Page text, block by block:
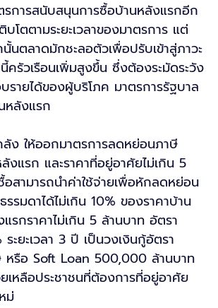
รการสนับสนุนการซื้อบ้านหลังแรกอีก
บโตตามระยะเวลาของมาตรการ แต่
นตลาดมักชะลอตัวเพื่อปรับเข้าสู่ภาวะ
ครัวเรือนเพิ่มสูงขึ้น ซึ่งต้องระมัดระวัง
รายได้ของผู้บริโภค มาตรการรัฐบาล
หลังแรก
ลัง ให้ออกมาตรการลดหย่อนภาษี
งแรก และราคาที่อยู่อาศัยไม่เกิน 5
สามารถนำค่าใช้จ่ายเพื่อหักลดหย่อน
รมดาได้ไม่เกิน 10% ของราคาบ้าน
รกราคาไม่เกิน 5 ล้านบาท อัตรา
ะยะเวลา 3 ปี เป็นวงเงินกู้อัตรา
หรือ Soft Loan 500,000 ล้านบาท
เหลือประชาชนที่ต้องการที่อยู่อาศัย
ม่